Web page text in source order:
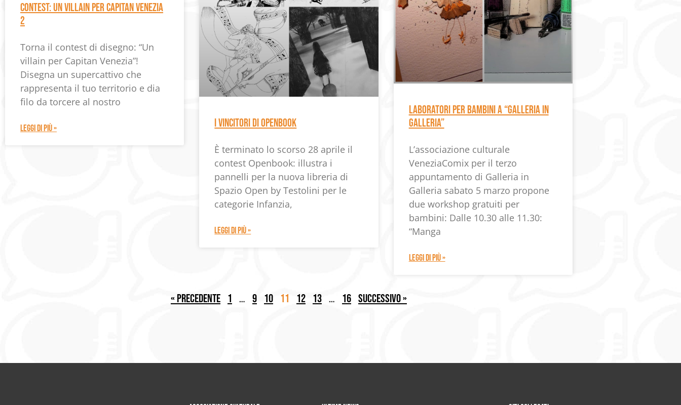
CONTEST: UN VILLAIN PER CAPITAN VENEZIA
2
Torna il contest di disegno: “Un
villain per Capitan Venezia”!
Disegna un supercattivo che
rappresenta il tuo territorio e dia
filo da torcere al nostro
LEGGI DI PIÙ » I VINCITORI DI OPENBOOK
È terminato lo scorso 28 aprile il
contest Openbook: illustra i
pannelli per la nuova libreria di
Spazio Open by Testolini per le
categorie Infanzia,
LEGGI DI PIÙ »
Laboratori per bambini a “Galleria in
Galleria”
L’associazione culturale
VeneziaComix per il terzo
appuntamento di Galleria in
Galleria sabato 5 marzo propone
due workshop gratuiti per
bambini: Dalle 10.30 alle 11.30:
“Manga
LEGGI DI PIÙ »
« Precedente 1 … 9 10 11 12 13 … 16 Successivo »